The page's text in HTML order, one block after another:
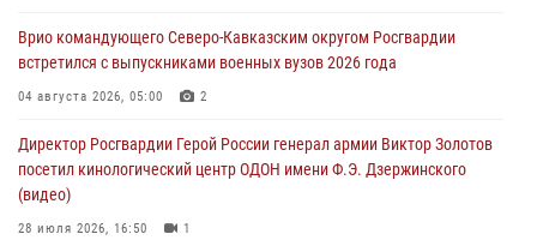
Смольного собора в Санкт-Петербурге (видео)
07 августа 2026, 11:34
взрывобезопасности
Врио командующего Северо-Кавказским округом Росгвардии
встретился с выпускниками военных вузов 2026 года
04 августа 2026, 05:00 2
Директор Росгвардии Герой России генерал армии Виктор Золотов
посетил кинологический центр ОДОН имени Ф.Э. Дзержинского
(видео)
28 июля 2026, 16:50 1